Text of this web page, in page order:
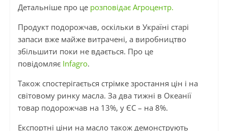
Детальніше про це розповідає Агроцентр.
Продукт подорожчав, оскільки в Україні старі
запаси вже майже витрачені, а виробництво
збільшити поки не вдається. Про це
повідомляє Infagro.
Також спостерігається стрімке зростання цін і на
світовому ринку масла. За два тижні в Океанії
товар подорожчав на 13%, у ЄС – на 8%.
Експортні ціни на масло також демонструють